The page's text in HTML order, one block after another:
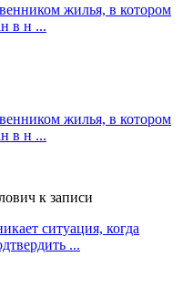
жилья, в котором
в н ...
жилья, в котором
в н ...
к записи
ситуация, когда
...